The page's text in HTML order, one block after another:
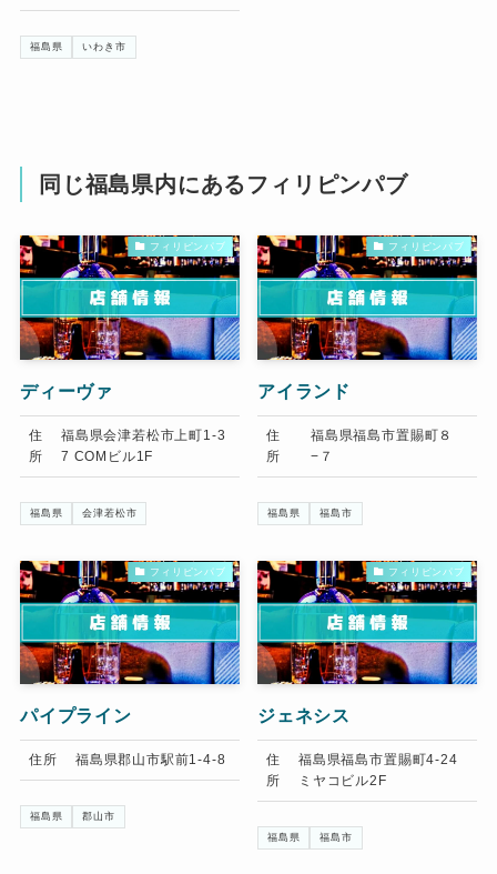
福島県 いわき市
同じ福島県内にあるフィリピンパブ
フィリピンパブ
ディーヴァ
住
所
福島県会津若松市上町1-3
7 COMビル1F
福島県 会津若松市
フィリピンパブ
アイランド
住
所
福島県福島市置賜町８
−７
福島県 福島市
フィリピンパブ
パイプライン
住所 福島県郡山市駅前1-4-8
福島県 郡山市
フィリピンパブ
ジェネシス
住
所
福島県福島市置賜町4-24
ミヤコビル2F
福島県 福島市